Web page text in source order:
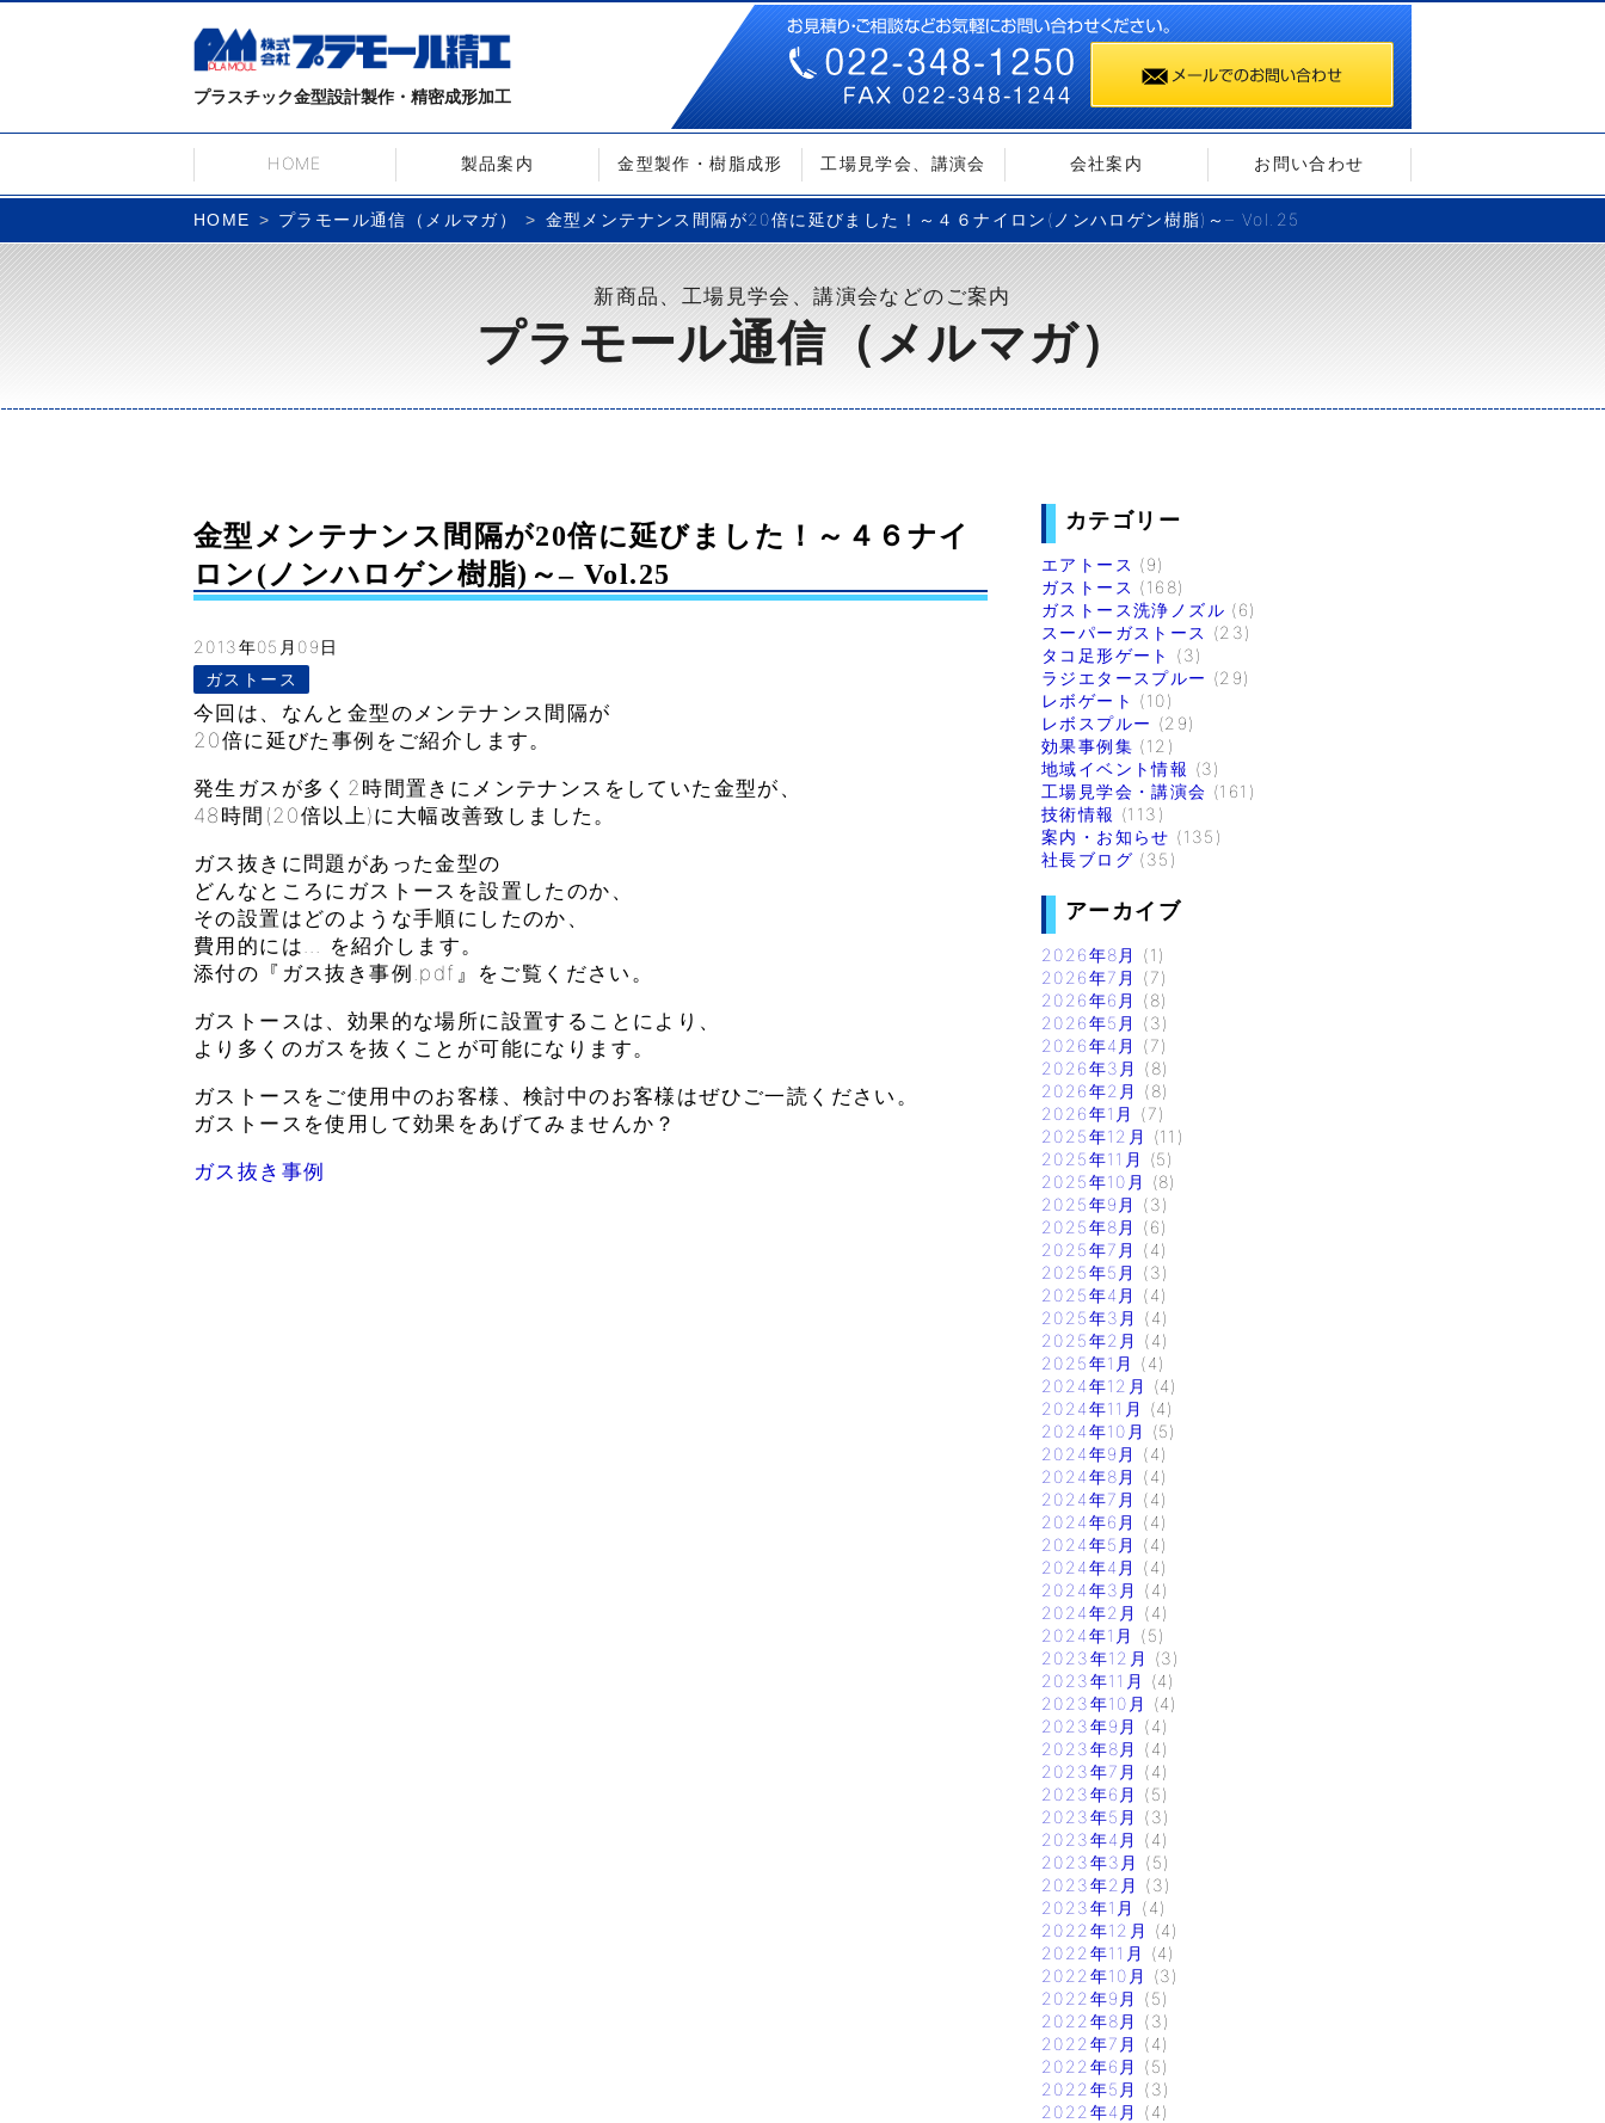
プラスチック金型設計製作・精密成形加工
HOME 製品案内 金型製作・樹脂成形 工場見学会、講演会 会社案内 お問い合わせ
HOME プラモール通信（メルマガ） 金型メンテナンス間隔が20倍に延びました！～４６ナイロン(ノンハロゲン樹脂)～– Vol.25
新商品、工場見学会、講演会などのご案内
プラモール通信（メルマガ）
金型メンテナンス間隔が20倍に延びました！～４６ナイ
ロン(ノンハロゲン樹脂)～– Vol.25
2013年05月09日
ガストース
今回は、なんと金型のメンテナンス間隔が
20倍に延びた事例をご紹介します。
発生ガスが多く2時間置きにメンテナンスをしていた金型が、
48時間(20倍以上)に大幅改善致しました。
ガス抜きに問題があった金型の
どんなところにガストースを設置したのか、
その設置はどのような手順にしたのか、
費用的には… を紹介します。
添付の『ガス抜き事例.pdf』をご覧ください。
ガストースは、効果的な場所に設置することにより、
より多くのガスを抜くことが可能になります。
ガストースをご使用中のお客様、検討中のお客様はぜひご一読ください。
ガストースを使用して効果をあげてみませんか？
ガス抜き事例
カテゴリー
エアトース (9)
ガストース (168)
ガストース洗浄ノズル (6)
スーパーガストース (23)
タコ足形ゲート
(3)
ラジエタースプルー (29)
レボゲート (10)
レボスプルー (29)
効果事例集 (12)
地域イベント情報 (3)
工場見学会・講演会 (161)
技術情報 (113)
案内・お知らせ (135)
社長ブログ (35)
アーカイブ
2026年8月
(1)
2026年7月
(7)
2026年6月
(8)
2026年5月
(3)
2026年4月
(7)
2026年3月
(8)
2026年2月
(8)
2026年1月
(7)
2025年12月
(11)
2025年11月
(5)
2025年10月
(8)
2025年9月
(3)
2025年8月
(6)
2025年7月
(4)
2025年5月
(3)
2025年4月
(4)
2025年3月
(4)
2025年2月
(4)
2025年1月
(4)
2024年12月
(4)
2024年11月
(4)
2024年10月
(5)
2024年9月
(4)
2024年8月
(4)
2024年7月
(4)
2024年6月
(4)
2024年5月
(4)
2024年4月
(4)
2024年3月
(4)
2024年2月
(4)
2024年1月
(5)
2023年12月
(3)
2023年11月
(4)
2023年10月
(4)
2023年9月
(4)
2023年8月
(4)
2023年7月
(4)
2023年6月
(5)
2023年5月
(3)
2023年4月
(4)
2023年3月
(5)
2023年2月
(3)
2023年1月
(4)
2022年12月
(4)
2022年11月
(4)
2022年10月
(3)
2022年9月
(5)
2022年8月
(3)
2022年7月
(4)
2022年6月
(5)
2022年5月
(3)
2022年4月
(4)